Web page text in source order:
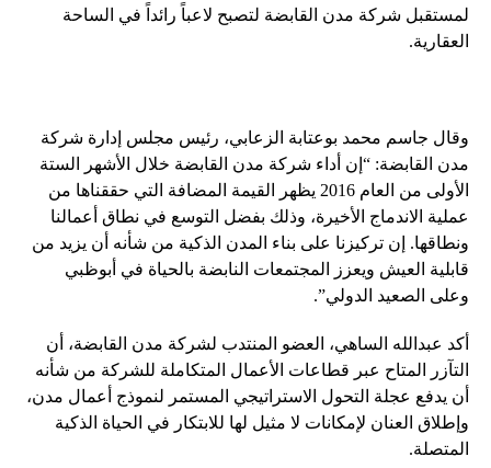
لمستقبل شركة مدن القابضة لتصبح لاعباً رائداً في الساحة
العقارية.
وقال جاسم محمد بوعتابة الزعابي، رئيس مجلس إدارة شركة
مدن القابضة: “إن أداء شركة مدن القابضة خلال الأشهر الستة
الأولى من العام 2016 يظهر القيمة المضافة التي حققناها من
عملية الاندماج الأخيرة، وذلك بفضل التوسع في نطاق أعمالنا
ونطاقها. إن تركيزنا على بناء المدن الذكية من شأنه أن يزيد من
قابلية العيش ويعزز المجتمعات النابضة بالحياة في أبوظبي
وعلى الصعيد الدولي”.
أكد عبدالله الساهي، العضو المنتدب لشركة مدن القابضة، أن
التآزر المتاح عبر قطاعات الأعمال المتكاملة للشركة من شأنه
أن يدفع عجلة التحول الاستراتيجي المستمر لنموذج أعمال مدن،
وإطلاق العنان لإمكانات لا مثيل لها للابتكار في الحياة الذكية
المتصلة.